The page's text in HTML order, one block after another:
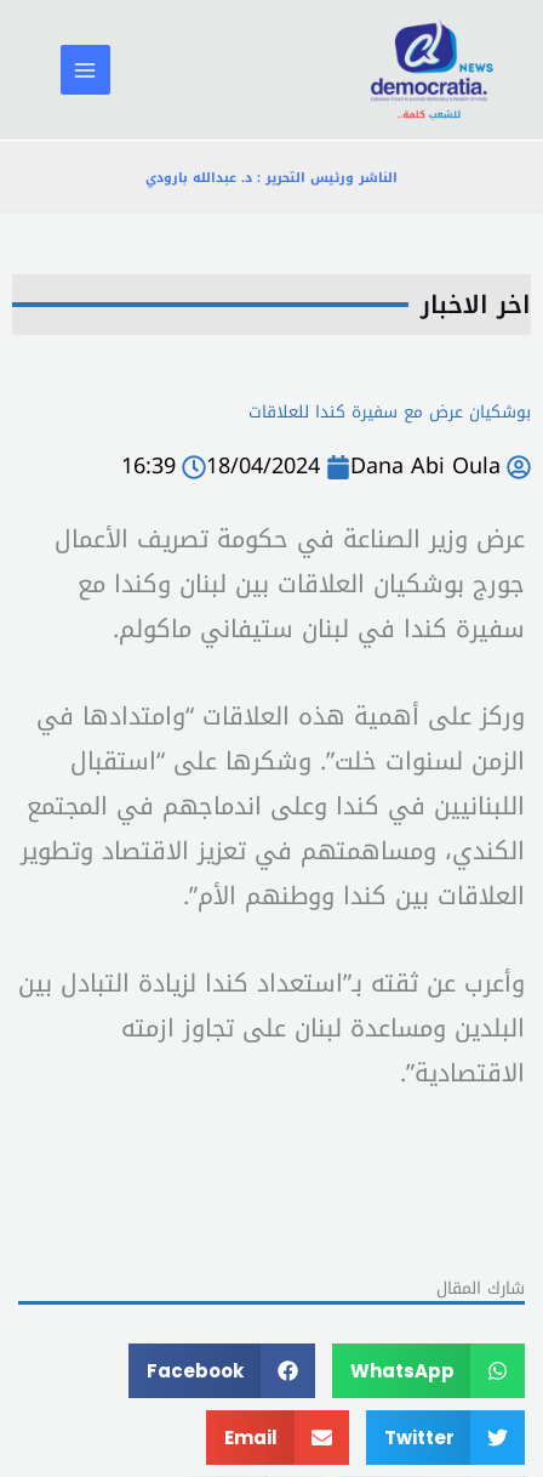
المحتوى
الناشر ورئيس التحرير : د. عبدالله بارودي
اخر الاخبار
بوشكيان عرض مع سفيرة كندا للعلاقات
Dana Abi Oula
18/04/2024
16:39
عرض وزير الصناعة في حكومة تصريف الأعمال
جورج بوشكيان العلاقات بين لبنان وكندا مع
سفيرة كندا في لبنان ستيفاني ماكولم.
وركز على أهمية هذه العلاقات “وامتدادها في
الزمن لسنوات خلت”. وشكرها على “استقبال
اللبنانيين في كندا وعلى اندماجهم في المجتمع
الكندي، ومساهمتهم في تعزيز الاقتصاد وتطوير
العلاقات بين كندا ووطنهم الأم”.
وأعرب عن ثقته بـ”استعداد كندا لزيادة التبادل بين
البلدين ومساعدة لبنان على تجاوز ازمته
الاقتصادية”.
شارك المقال
WhatsApp
Facebook
Twitter
Email